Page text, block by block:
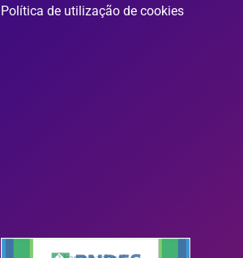
Política de utilização de cookies